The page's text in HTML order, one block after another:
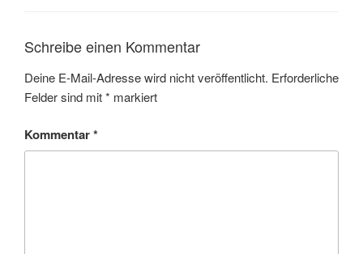
Schreibe einen Kommentar
Deine E-Mail-Adresse wird nicht veröffentlicht. Erforderliche
Felder sind mit* markiert
Kommentar*